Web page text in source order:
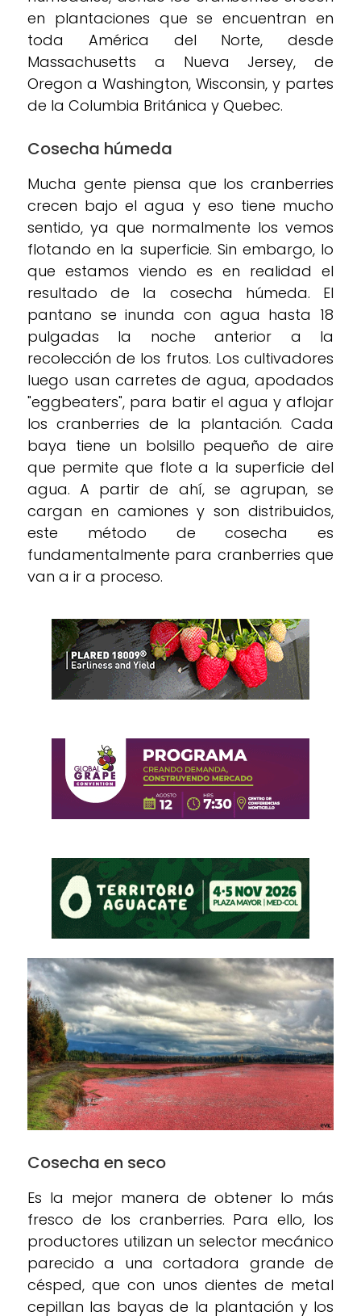
en plantaciones que se encuentran en
toda América del Norte, desde
Massachusetts a Nueva Jersey, de
Oregon a Washington, Wisconsin, y partes
de la Columbia Británica y Quebec.
Cosecha húmeda
Mucha gente piensa que los cranberries
crecen bajo el agua y eso tiene mucho
sentido, ya que normalmente los vemos
flotando en la superficie. Sin embargo, lo
que estamos viendo es en realidad el
resultado de la cosecha húmeda. El
pantano se inunda con agua hasta 18
pulgadas la noche anterior a la
recolección de los frutos. Los cultivadores
luego usan carretes de agua, apodados
"eggbeaters", para batir el agua y aflojar
los cranberries de la plantación. Cada
baya tiene un bolsillo pequeño de aire
que permite que flote a la superficie del
agua. A partir de ahí, se agrupan, se
cargan en camiones y son distribuidos,
este método de cosecha es
fundamentalmente para cranberries que
van a ir a proceso.
Cosecha en seco
Es la mejor manera de obtener lo más
fresco de los cranberries. Para ello, los
productores utilizan un selector mecánico
parecido a una cortadora grande de
césped, que con unos dientes de metal
cepillan las bayas de la plantación y los